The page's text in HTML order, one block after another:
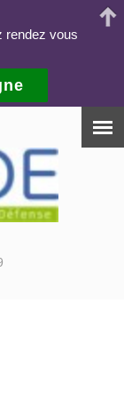
rendez vous